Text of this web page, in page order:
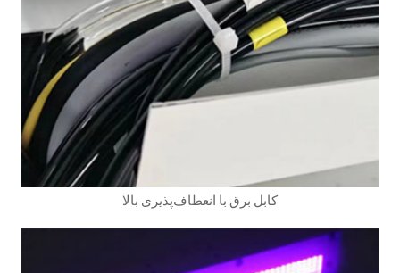
کابل برق با انعطاف‌پذیری بالا